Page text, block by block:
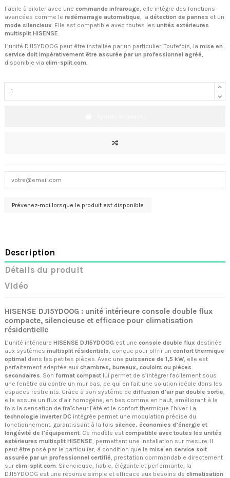
Facile à piloter avec une commande infrarouge , elle intègre des fonctions
avancées comme le redémarrage automatique , la détection de pannes et un
mode silencieux . Elle est compatible avec toutes les unités extérieures
multisplit HISENSE
L’unité DJ15YDOOG peut être installée par un particulier. Toutefois, la mise en
service doit impérativement être assurée par un professionnel agréé,
disponible via clim-split.com.
Description
Détails du produit
Vidéo
HISENSE DJ15YDOOG : unité intérieure console double flux
compacte, silencieuse et efficace pour climatisation
résidentielle
L’unité intérieure HISENSE DJ15YDOOG est une console double flux destinée
aux systèmes multisplit résidentiels , conçue pour offrir un confort thermique
optimal dans les petites pièces. Avec une puissance de 1,5 kW , elle est
parfaitement adaptée aux chambres, bureaux, couloirs ou pièces
secondaires . Son format compact lui permet de s’intégrer facilement sous
une fenêtre ou contre un mur bas, ce qui en fait une solution idéale dans les
espaces restreints. Grâce à son système de diffusion d’air par double sortie
elle assure un flux d’air homogène, en bas comme en haut, améliorant à la
fois la sensation de fraîcheur l’été et le confort thermique l’hiver. La
technologie inverter DC intégrée permet une modulation précise du
fonctionnement, garantissant à la fois silence, économies d’énergie et
longévité de l’équipement . Ce modèle est compatible avec toutes les unités
extérieures multisplit HISENSE , permettant une installation sur mesure. Il
peut être posé par le particulier, à condition que la mise en service soit
assurée par un professionnel certifié , prestation commandable directement
sur clim-split.com . Silencieuse, fiable, élégante et performante, la
DJ15YDOOG est une réponse simple et efficace aux besoins de climatisation